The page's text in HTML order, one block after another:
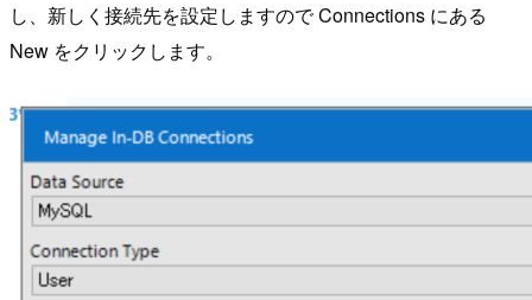
し、新しく接続先を設定しますので Connections にある
New をクリックします。